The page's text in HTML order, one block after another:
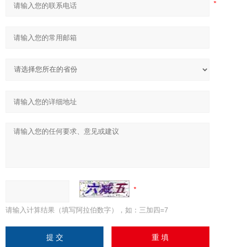
请输入计算结果（填写阿拉伯数字），如：三加四=7